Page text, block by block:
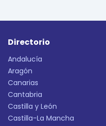
Directorio
Andalucía
Aragón
Canarias
Cantabria
Castilla y León
Castilla-La Mancha